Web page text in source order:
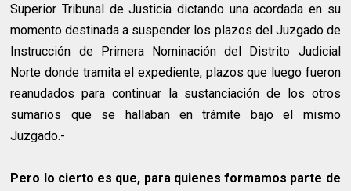
Superior Tribunal de Justicia dictando una acordada en su
momento destinada a suspender los plazos del Juzgado de
Instrucción de Primera Nominación del Distrito Judicial
Norte donde tramita el expediente, plazos que luego fueron
reanudados para continuar la sustanciación de los otros
sumarios que se hallaban en trámite bajo el mismo
Juzgado.-
Pero lo cierto es que, para quienes formamos parte de